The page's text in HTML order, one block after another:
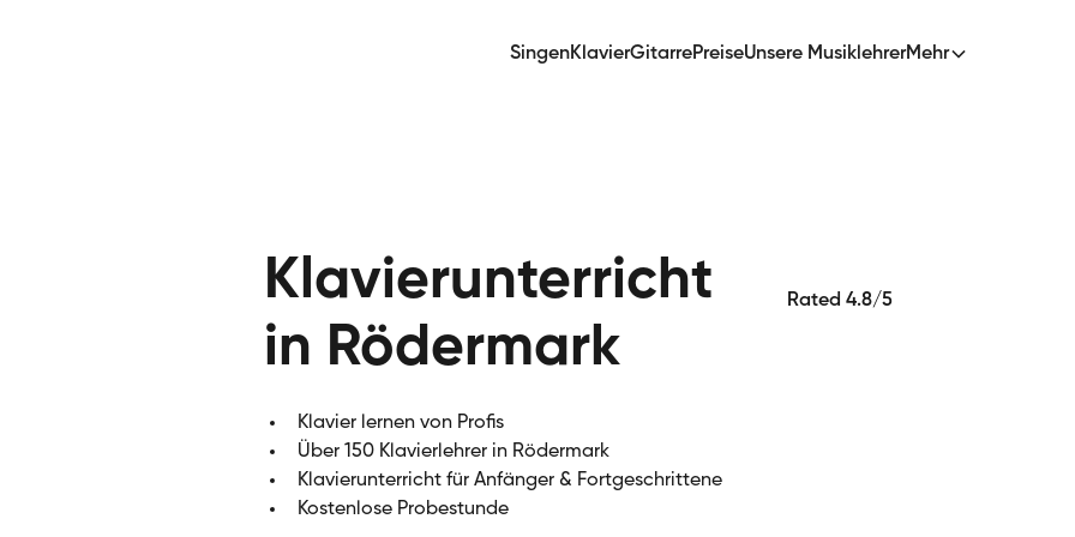
SingenKlavierGitarrePreiseUnsere MusiklehrerMehr
Klavierunterricht
in Rödermark
Klavier lernen von Profis
Über 150 Klavierlehrer in Rödermark
Klavierunterricht für Anfänger & Fortgeschrittene
Kostenlose Probestunde
Rated 4.8/5